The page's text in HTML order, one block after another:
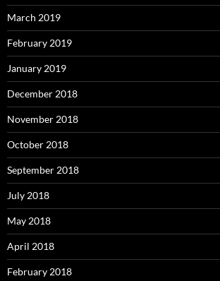
March 2019
February 2019
January 2019
December 2018
November 2018
October 2018
September 2018
July 2018
May 2018
April 2018
February 2018